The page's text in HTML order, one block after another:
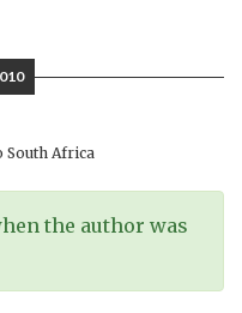
Africa
the author was